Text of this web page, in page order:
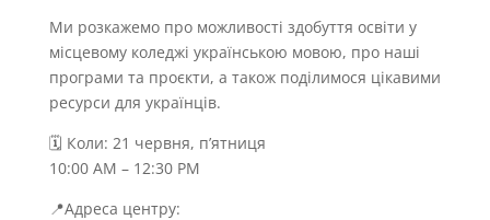
Ми розкажемо про можливості здобуття освіти у
місцевому коледжі українською мовою, про наші
програми та проєкти, а також поділимося цікавими
ресурси для українців.
🗓 Коли: 21 червня, п’ятниця
10:00 AM – 12:30 PM
📍Адреса центру: